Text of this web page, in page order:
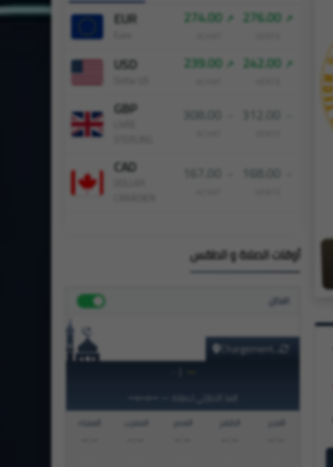
EUR 274.00 276.00
USD 239.00 242.00
GBP 308.00 312.00
CAD 167.00 168.00
أوقات الصلاة و الطقس
الاذان
Chargement...
العدّ التنازلي لـصلاة
الفجر الظهر العصر المغرب العشاء